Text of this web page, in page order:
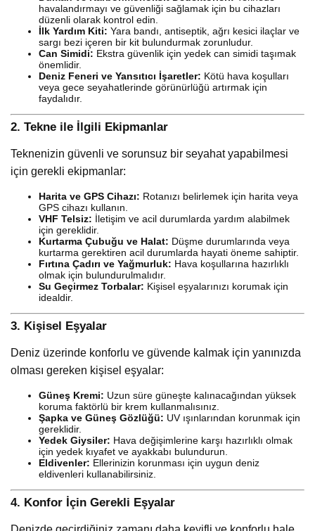
havalandırmayı ve güvenliği sağlamak için bu cihazları
düzenli olarak kontrol edin.
İlk Yardım Kiti: Yara bandı, antiseptik, ağrı kesici ilaçlar ve
sargı bezi içeren bir kit bulundurmak zorunludur.
Can Simidi: Ekstra güvenlik için yedek can simidi taşımak
önemlidir.
Deniz Feneri ve Yansıtıcı İşaretler: Kötü hava koşulları
veya gece seyahatlerinde görünürlüğü artırmak için
faydalıdır.
2. Tekne ile İlgili Ekipmanlar
Teknenizin güvenli ve sorunsuz bir seyahat yapabilmesi
için gerekli ekipmanlar:
Harita ve GPS Cihazı: Rotanızı belirlemek için harita veya
GPS cihazı kullanın.
VHF Telsiz: İletişim ve acil durumlarda yardım alabilmek
için gereklidir.
Kurtarma Çubuğu ve Halat: Düşme durumlarında veya
kurtarma gerektiren acil durumlarda hayati öneme sahiptir.
Fırtına Çadırı ve Yağmurluk: Hava koşullarına hazırlıklı
olmak için bulundurulmalıdır.
Su Geçirmez Torbalar: Kişisel eşyalarınızı korumak için
idealdir.
3. Kişisel Eşyalar
Deniz üzerinde konforlu ve güvende kalmak için yanınızda
olması gereken kişisel eşyalar:
Güneş Kremi: Uzun süre güneşte kalınacağından yüksek
koruma faktörlü bir krem kullanmalısınız.
Şapka ve Güneş Gözlüğü: UV ışınlarından korunmak için
gereklidir.
Yedek Giysiler: Hava değişimlerine karşı hazırlıklı olmak
için yedek kıyafet ve ayakkabı bulundurun.
Eldivenler: Ellerinizin korunması için uygun deniz
eldivenleri kullanabilirsiniz.
4. Konfor İçin Gerekli Eşyalar